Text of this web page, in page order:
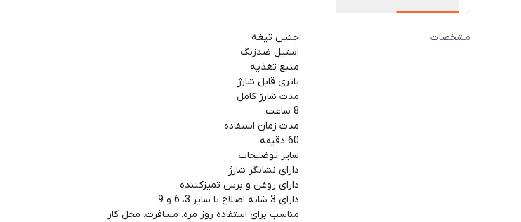
مشخصات
جنس تیغه
استیل ضدزنگ
منبع تغذیه
باتری قابل شارژ
مدت شارژ کامل
8 ساعت
مدت زمان استفاده
60 دقیقه
سایر توضیحات
دارای نشانگر شارژ
دارای روغن و برس تمیزکننده
دارای 3 شانه اصلاح با سایز 3، 6 و 9
مناسب برای استفاده روز مره. مسافرت. محل کار